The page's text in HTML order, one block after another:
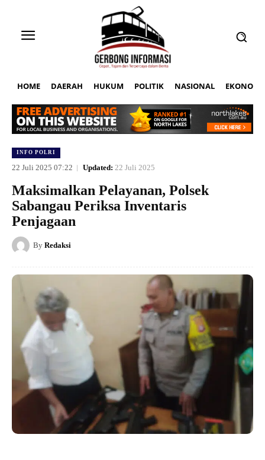
HOME DAERAH HUKUM POLITIK NASIONAL EKONOMI
INFO POLRI
22 Juli 2025 07:22 Updated: 22 Juli 2025
Maksimalkan Pelayanan, Polsek
Sabangau Periksa Inventaris
Penjagaan
By Redaksi